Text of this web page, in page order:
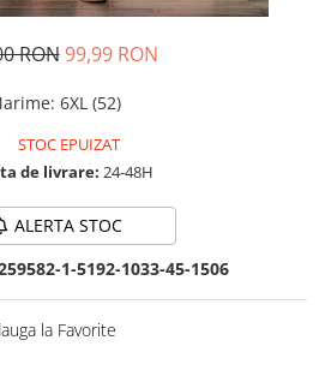
RON 99,99 RON
: 6XL (52)
STOC EPUIZAT
de livrare: 24-48H
ALERTA STOC
1-5192-1033-45-1506
la Favorite